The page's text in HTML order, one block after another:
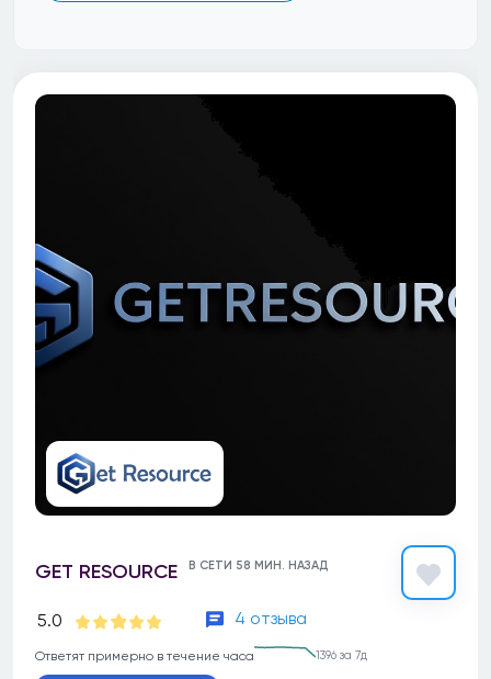
GET RESOURCE В СЕТИ 58 МИН. НАЗАД
5.0 4 отзыва
Ответят примерно в течение часа 1396 за 7д